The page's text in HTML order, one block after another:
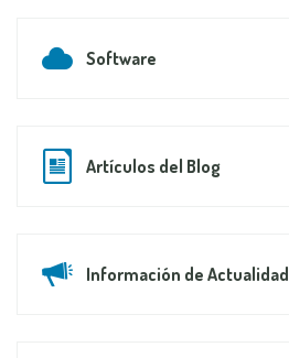
Software
Artículos del Blog
Información de Actualidad